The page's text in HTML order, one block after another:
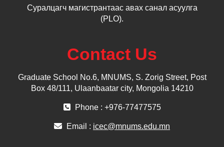
Суралцагч магистрантаас авах санал асуулга
(PLO).
Contact Us
Graduate School No.6, MNUMS, S. Zorig Street, Post
Box 48/111, Ulaanbaatar city, Mongolia 14210
Phone : +976-77477575
Email : icec@mnums.edu.mn